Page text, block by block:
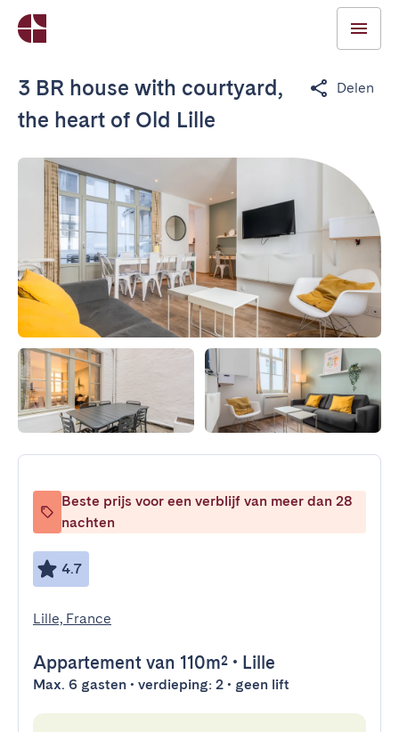
3 BR house with courtyard,
the heart of Old Lille
Delen
Beste prijs voor een verblijf van meer dan 28
nachten
4.7
Lille, France
Appartement van 110m² • Lille
Max. 6 gasten • verdieping: 2 • geen lift